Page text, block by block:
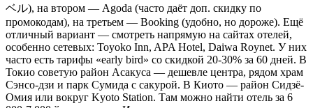
ベル), на втором — Agoda (часто даёт доп. скидку по
промокодам), на третьем — Booking (удобно, но дороже). Ещё
отличный вариант — смотреть напрямую на сайтах отелей,
особенно сетевых: Toyoko Inn, APA Hotel, Daiwa Roynet. У них
часто есть тарифы «early bird» со скидкой 20-30% за 60 дней. В
Токио советую район Асакуса — дешевле центра, рядом храм
Сэнсо-дзи и парк Сумида с сакурой. В Киото — район Сидзё-
Омия или вокруг Kyoto Station. Там можно найти отель за 6